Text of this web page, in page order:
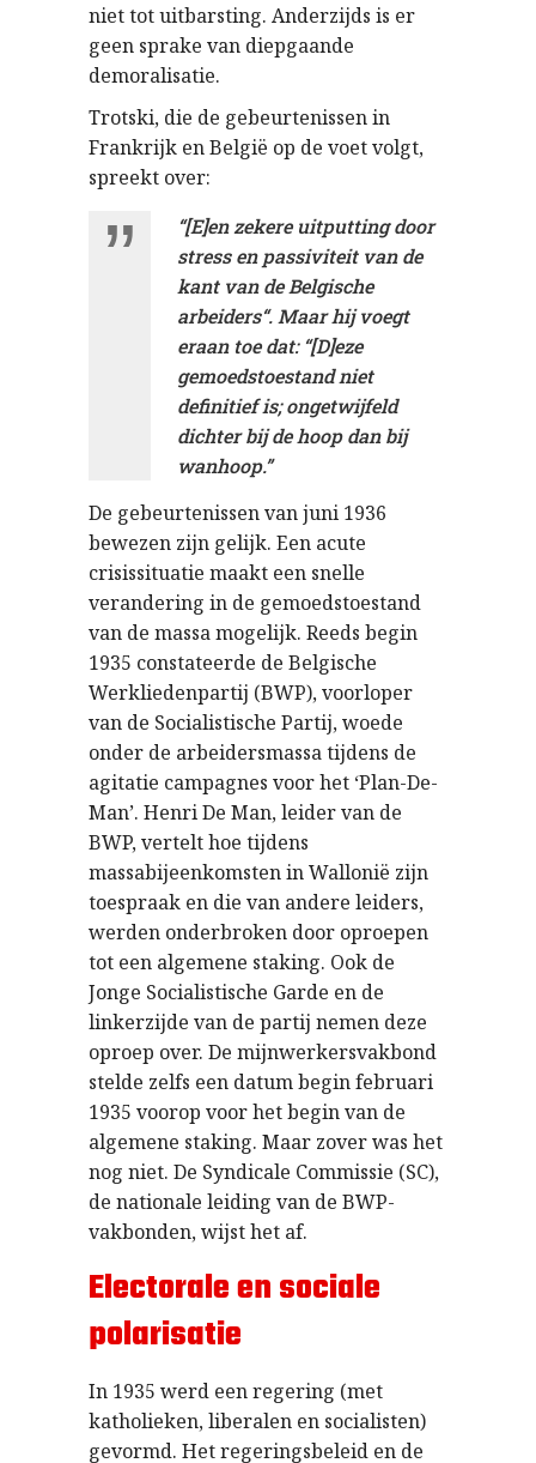
niet tot uitbarsting. Anderzijds is er
geen sprake van diepgaande
demoralisatie.
Trotski, die de gebeurtenissen in
Frankrijk en België op de voet volgt,
spreekt over:
“[E]en zekere uitputting door
stress en passiviteit van de
kant van de Belgische
arbeiders“. Maar hij voegt
eraan toe dat: “[D]eze
gemoedstoestand niet
definitief is; ongetwijfeld
dichter bij de hoop dan bij
wanhoop.”
De gebeurtenissen van juni 1936
bewezen zijn gelijk. Een acute
crisissituatie maakt een snelle
verandering in de gemoedstoestand
van de massa mogelijk. Reeds begin
1935 constateerde de Belgische
Werkliedenpartij (BWP), voorloper
van de Socialistische Partij, woede
onder de arbeidersmassa tijdens de
agitatie campagnes voor het ‘Plan-De-
Man’. Henri De Man, leider van de
BWP, vertelt hoe tijdens
massabijeenkomsten in Wallonië zijn
toespraak en die van andere leiders,
werden onderbroken door oproepen
tot een algemene staking. Ook de
Jonge Socialistische Garde en de
linkerzijde van de partij nemen deze
oproep over. De mijnwerkersvakbond
stelde zelfs een datum begin februari
1935 voorop voor het begin van de
algemene staking. Maar zover was het
nog niet. De Syndicale Commissie (SC),
de nationale leiding van de BWP-
vakbonden, wijst het af.
Electorale en sociale
polarisatie
In 1935 werd een regering (met
katholieken, liberalen en socialisten)
gevormd. Het regeringsbeleid en de